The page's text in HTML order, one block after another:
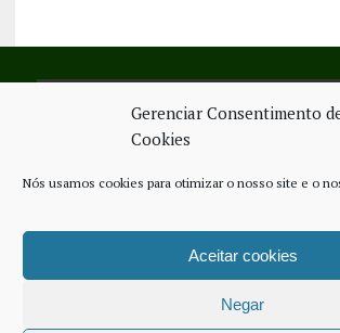
Gerenciar Consentimento
Cookies
Nós usamos cookies para otimizar o nosso site e o
Aceitar cookies
Negar
SIGA-NOS NO FACEBOOK
ESTATUTO EDITORIAL
CONTACTE-
COPYRIGHT © 2026 - JORNAL NOVO REGIONAL |